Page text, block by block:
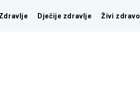
Dječije zdravlje Živi zdravo